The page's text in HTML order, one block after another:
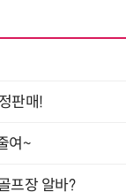
판매!
여~
프장 알바?